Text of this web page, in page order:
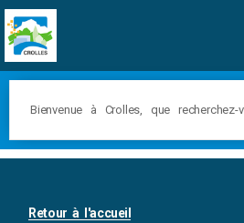
Retour à l'accueil
Panneau de gestion des cookies